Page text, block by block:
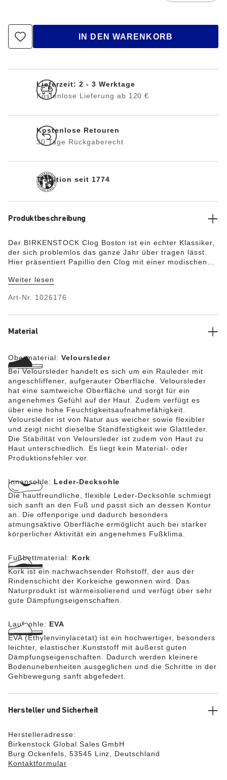
IN DEN WARENKORB
Lieferzeit: 2 - 3 Werktage
Kostenlose Lieferung ab 120 €
Kostenlose Retouren
30 Tage Rückgaberecht
Tradition seit 1774
Produktbeschreibung
Der BIRKENSTOCK Clog Boston ist ein echter Klassiker,
der sich problemlos das ganze Jahr über tragen lässt.
Hier präsentiert Papillio den Clog mit einer modischen
Anschliffs wird maximaler Laufkomfort erzielt. Das
Veloursleder, das sich wie eine zweite Haut an den Fuß
Weiter lesen
Art-Nr. 1026176
Material
Obermaterial: Veloursleder
Bei Veloursleder handelt es sich um ein Rauleder mit
angeschliffener, aufgerauter Oberfläche. Veloursleder
hat eine samtweiche Oberfläche und sorgt für ein
angenehmes Gefühl auf der Haut. Zudem verfügt es
über eine hohe Feuchtigkeitsaufnahmefähigkeit.
Veloursleder ist von Natur aus weicher sowie flexibler
und zeigt nicht dieselbe Standfestigkeit wie Glattleder.
Die Stabilität von Veloursleder ist zudem von Haut zu
Haut unterschiedlich. Es liegt kein Material- oder
Produktionsfehler vor.
Innensohle: Leder-Decksohle
Die hautfreundliche, flexible Leder-Decksohle schmiegt
sich sanft an den Fuß und passt sich an dessen Kontur
an. Die offenporige und dadurch besonders
atmungsaktive Oberfläche ermöglicht auch bei starker
körperlicher Aktivität ein angenehmes Fußklima.
Fußbettmaterial: Kork
Kork ist ein nachwachsender Rohstoff, der aus der
Rindenschicht der Korkeiche gewonnen wird. Das
Naturprodukt ist wärmeisolierend und verfügt über sehr
gute Dämpfungseigenschaften.
Laufsohle: EVA
EVA (Ethylenvinylacetat) ist ein hochwertiger, besonders
leichter, elastischer Kunststoff mit äußerst guten
Dämpfungseigenschaften. Dadurch werden kleinere
Bodenunebenheiten ausgeglichen und die Schritte in der
Gehbewegung sanft abgefedert.
Hersteller und Sicherheit
Herstelleradresse:
Birkenstock Global Sales GmbH
Burg Ockenfels, 53545 Linz, Deutschland
Kontaktformular